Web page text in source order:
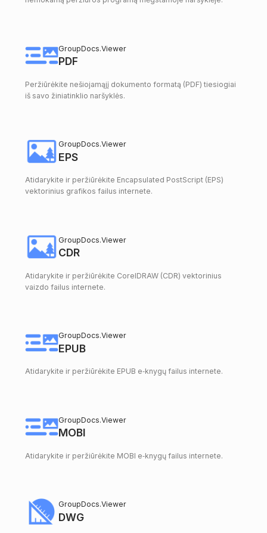
GroupDocs.Viewer
PDF
Peržiūrėkite nešiojamąjį dokumento formatą (PDF) tiesiogiai
iš savo žiniatinklio naršyklės.
GroupDocs.Viewer
EPS
Atidarykite ir peržiūrėkite Encapsulated PostScript (EPS)
vektorinius grafikos failus internete.
GroupDocs.Viewer
CDR
Atidarykite ir peržiūrėkite CorelDRAW (CDR) vektorinius
vaizdo failus internete.
GroupDocs.Viewer
EPUB
Atidarykite ir peržiūrėkite EPUB e‑knygų failus internete.
GroupDocs.Viewer
MOBI
Atidarykite ir peržiūrėkite MOBI e‑knygų failus internete.
GroupDocs.Viewer
DWG